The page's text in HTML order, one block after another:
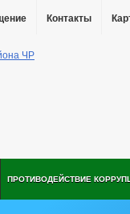
Контакты
ПРОТИВОДЕЙСТВИЕ